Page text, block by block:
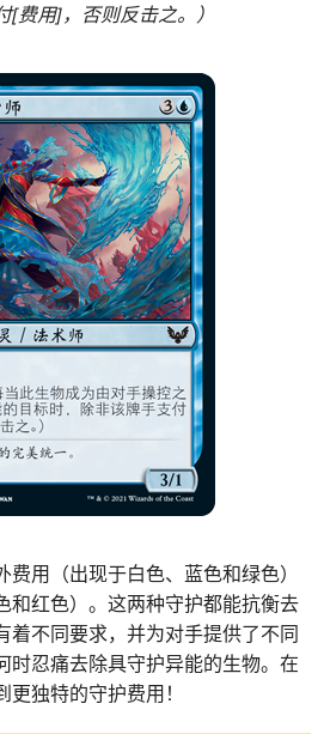
费用]，否则反击之。）
用（出现于白色、蓝色和绿色）
和红色）。这两种守护都能抗衡去
着不同要求，并为对手提供了不同
时忍痛去除具守护异能的生物。在
独特的守护费用！